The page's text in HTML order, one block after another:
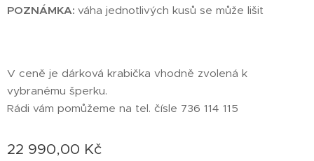
POZNÁMKA: váha jednotlivých kusů se může lišit
V ceně je dárková krabička vhodně zvolená k
vybranému šperku.
Rádi vám pomůžeme na tel. čísle 736 114 115
22 990,00 Kč